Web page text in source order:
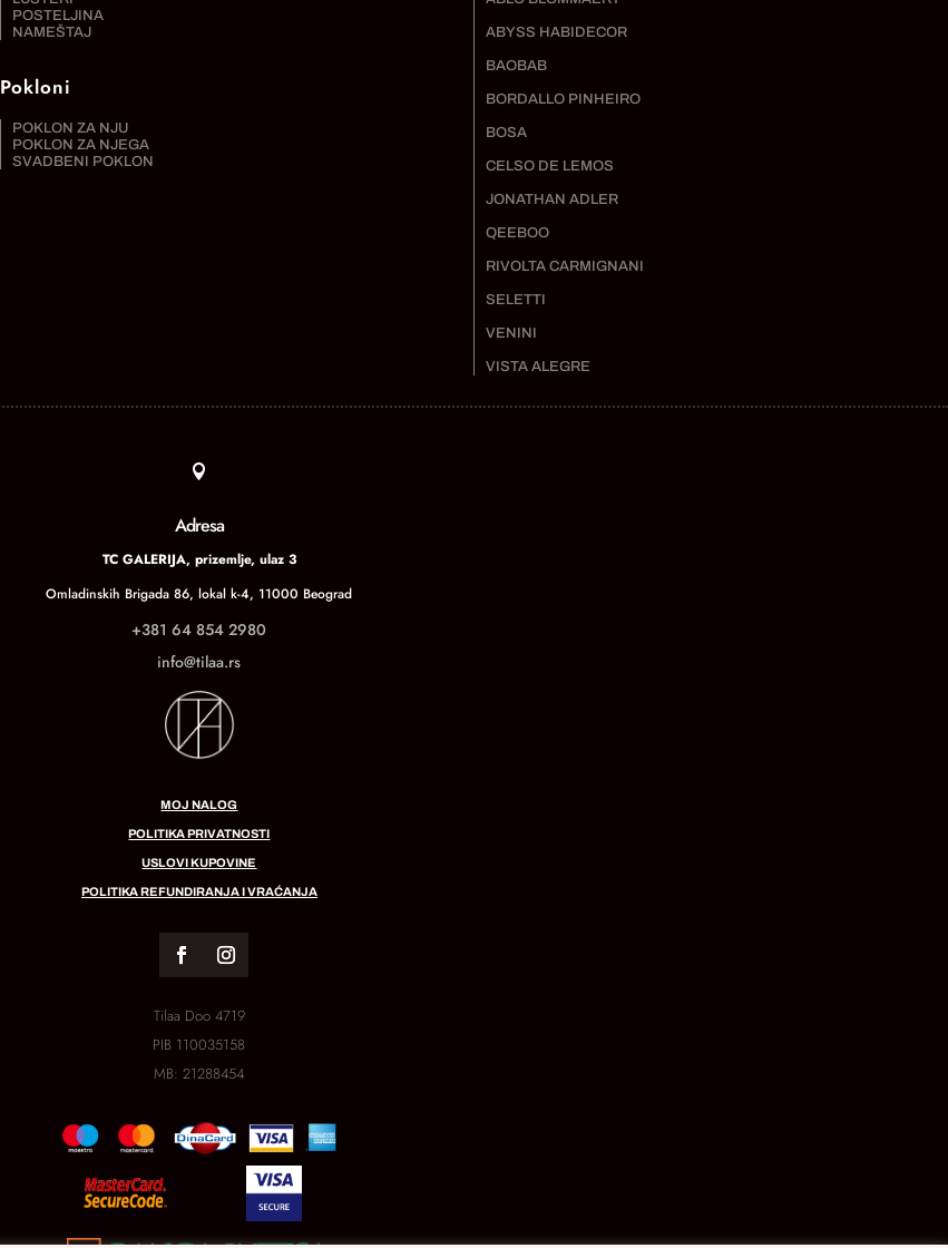
POSTELJINA
NAMEŠTAJ
Pokloni
POKLON ZA NJU
POKLON ZA NJEGA
SVADBENI POKLON
ABYSS HABIDECOR
BAOBAB
BORDALLO PINHEIRO
BOSA
CELSO DE LEMOS
JONATHAN ADLER
QEEBOO
RIVOLTA CARMIGNANI
SELETTI
VENINI
VISTA ALEGRE

Adresa
TC GALERIJA, prizemlje, ulaz 3
Omladinskih Brigada 86, lokal k-4, 11000 Beograd
+381 64 854 2980
info@tilaa.rs
MOJ NALOG
POLITIKA PRIVATNOSTI
USLOVI KUPOVINE
POLITIKA REFUNDIRANJA I VRAĆANJA
Tilaa Doo 4719
PIB 110035158
MB:21288454